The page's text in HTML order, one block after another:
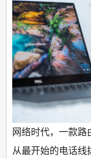
网络时代，一款
从最开始的电话线